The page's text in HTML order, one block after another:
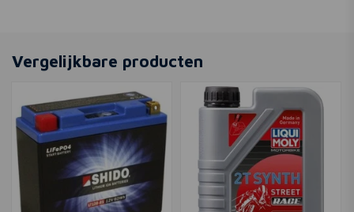
€54,70
Vergelijkbare producten